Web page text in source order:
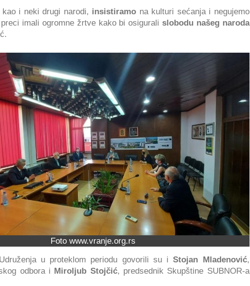
i neki drugi narodi, insistiramo na kulturi sećanja i negujemo
imali ogromne žrtve kako bi osiguralislobodu našeg naroda
Foto www.vranje.org.rs
u proteklom periodu govorili su iStojan Mladenović,
odbora i Miroljub Stojčić, predsednik Skupštine SUBNOR-a